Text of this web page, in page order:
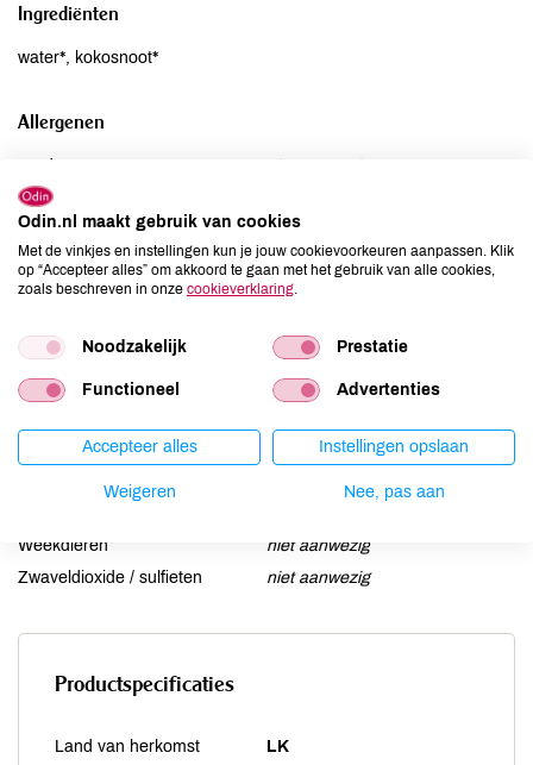
Ingrediënten
water*, kokosnoot*
Allergenen
Ei
Gluten
niet aanwezig
Lactose
niet aanwezig
Lupine
niet aanwezig
Noten
niet aanwezig
Schaaldieren
niet aanwezig
niet aanwezig
niet aanwezig
Weekdieren
niet aanwezig
Zwaveldioxide / sulfieten
niet aanwezig
Productspecificaties
Land van herkomst LK
Odin.nl maakt gebruik van cookies
Met de vinkjes en instellingen kun je jouw cookievoorkeuren aanpassen. Klik
op “Accepteer alles” om akkoord te gaan met het gebruik van alle cookies,
zoals beschreven in onze cookieverklaring
Noodzakelijk Prestatie
Functioneel Advertenties
Accepteer alles Instellingen opslaan
Weigeren Nee, pas aan